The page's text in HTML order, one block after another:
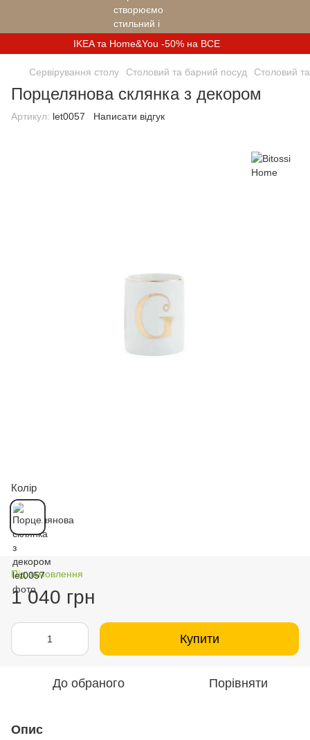
IKEA та Home&You -50% на ВСЕ
Сервірування столу Столовий та барний посуд Столовий
Порцелянова склянка з декором
Артикул: let0057 Написати відгук
Колір
Під замовлення
1 040 грн
Купити
До обраного Порівняти
Опис